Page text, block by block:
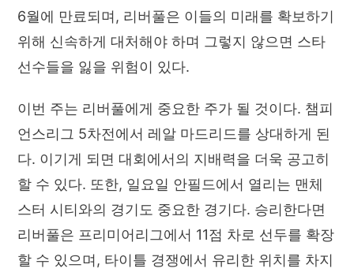
6월에 만료되며, 리버풀은 이들의 미래를 확보하기
위해 신속하게 대처해야 하며 그렇지 않으면 스타
선수들을 잃을 위험이 있다.
이번 주는 리버풀에게 중요한 주가 될 것이다. 챔피
언스리그 5차전에서 레알 마드리드를 상대하게 된
다. 이기게 되면 대회에서의 지배력을 더욱 공고히
할 수 있다. 또한, 일요일 안필드에서 열리는 맨체
스터 시티와의 경기도 중요한 경기다. 승리한다면
리버풀은 프리미어리그에서 11점 차로 선두를 확장
할 수 있으며, 타이틀 경쟁에서 유리한 위치를 차지